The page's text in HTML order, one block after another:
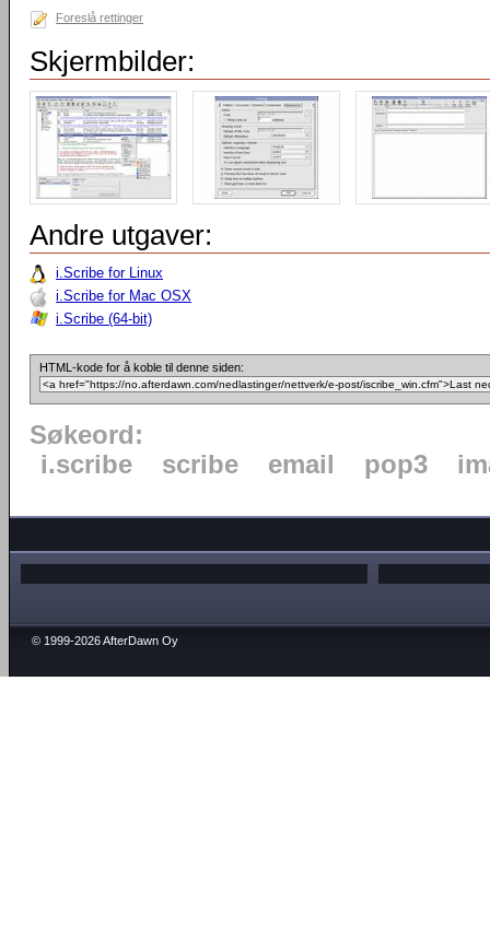
Foreslå rettinger
Skjermbilder:
Andre utgaver:
i.Scribe for Linux
i.Scribe for Mac OSX
i.Scribe (64-bit)
HTML-kode for å koble til denne siden:
Søkeord:
i.scribe
scribe email pop3
© 1999-2026 AfterDawn Oy